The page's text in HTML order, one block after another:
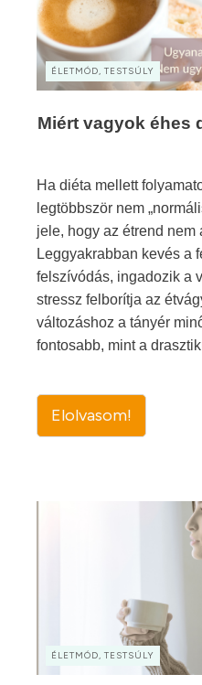
ÉLETMÓD, TESTSÚLY
Miért vagyok éhes
Ha diéta mellett
legtöbbször nem
jele, hogy az étrend
Leggyakrabban kevés a
felszívódás, ingadozik a
stressz felborítja az
változáshoz a tányér
fontosabb, mint a
Elolvasom!
ÉLETMÓD, TESTSÚLY